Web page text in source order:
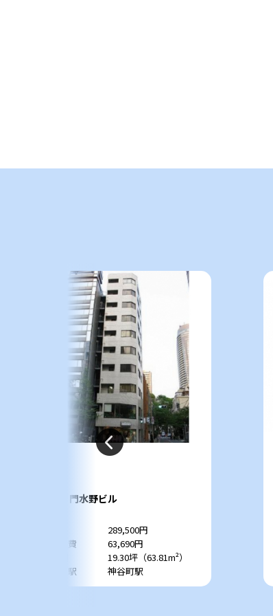
虎ノ門水野ビル
289,500円
共益費
63,690円
19.30坪（63.81m²）
最寄駅
神谷町駅